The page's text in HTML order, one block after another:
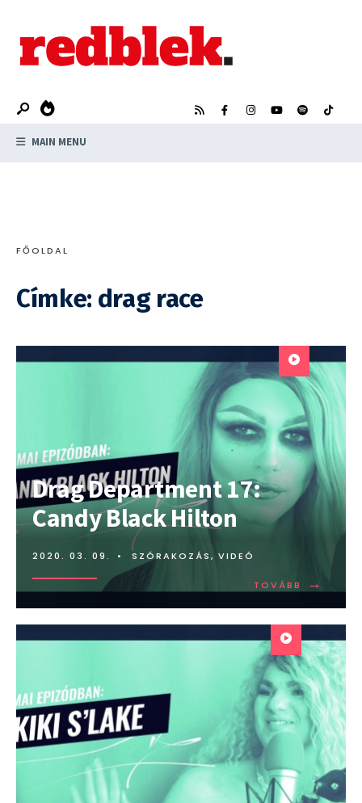
content
MAIN MENU
FŐOLDAL
Címke: drag race
Drag Department 17:
Candy Black Hilton
2020. 03. 09. • SZÓRAKOZÁS, VIDEÓ
TOVÁBB →
TOVÁBB:
17:
CANDY
BLACK
HILTON